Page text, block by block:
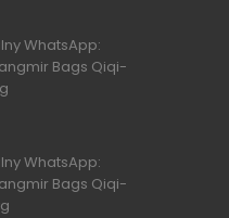
WhatsApp:
Bags Qiqi-
WhatsApp:
Bags Qiqi-